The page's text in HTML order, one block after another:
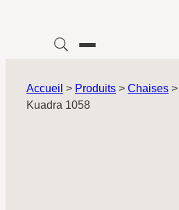
Accueil > Produits > Chaises >
Kuadra 1058